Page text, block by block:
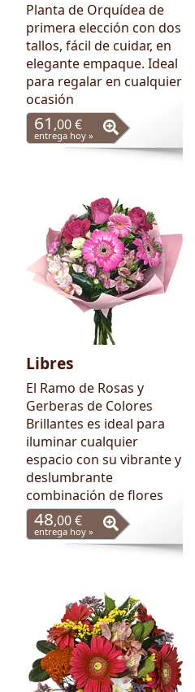
Planta de Orquídea de
primera elección con dos
tallos, fácil de cuidar, en
elegante empaque. Ideal
para regalar en cualquier
ocasión
61 ,00 €
entrega hoy »
Libres
El Ramo de Rosas y
Gerberas de Colores
Brillantes es ideal para
iluminar cualquier
espacio con su vibrante y
deslumbrante
combinación de flores
48,00 €
entrega hoy »